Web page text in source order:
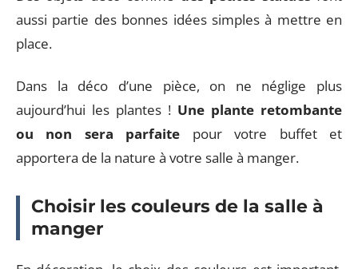
aussi partie des bonnes idées simples à mettre en
place.
Dans la déco d’une pièce, on ne néglige plus
aujourd’hui les plantes ! Une plante retombante
ou non sera parfaite pour votre buffet et
apportera de la nature à votre salle à manger.
Choisir les couleurs de la salle à
manger